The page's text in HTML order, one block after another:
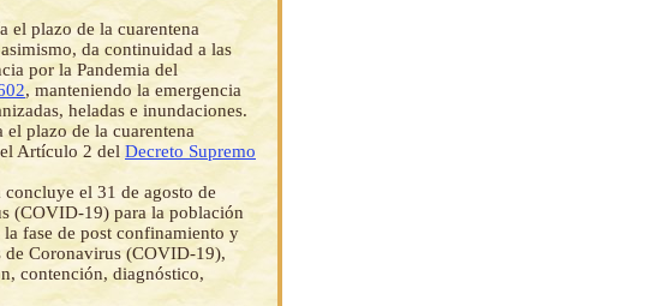
el plazo de la cuarentena
da continuidad a las
por la Pandemia del
, manteniendo la emergencia
heladas e inundaciones.
plazo de la cuarentena
Artículo 2 del Decreto Supremo
el 31 de agosto de
(COVID-19) para la población
fase de post confinamiento y
de Coronavirus (COVID-19),
contención, diagnóstico,